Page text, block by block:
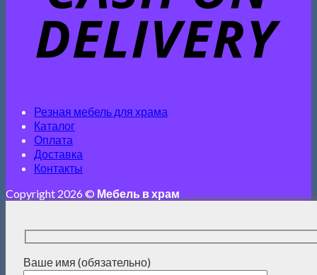
Резная мебель для храма
Каталог
Оплата
Доставка
Контакты
Copyright 2026 ©Мебель в храм
Ваше имя (обязательно)